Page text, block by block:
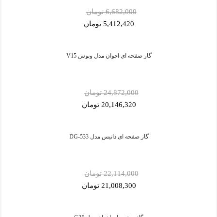
6,682,000 تومان
5,412,420 تومان
گاز صفحه ای اخوان مدل ونوس V15
24,872,000 تومان
20,146,320 تومان
گاز صفحه ای داتیس مدل DG-533
22,114,000 تومان
21,008,300 تومان